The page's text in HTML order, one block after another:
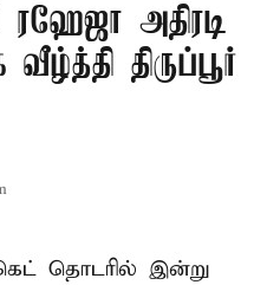
ரஹேஜா அதிரடி
திருப்பூர்
தொடரில் இன்று